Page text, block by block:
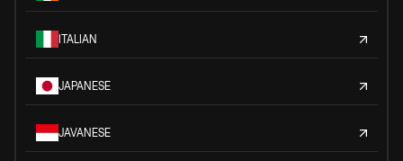
ITALIAN
JAPANESE
JAVANESE